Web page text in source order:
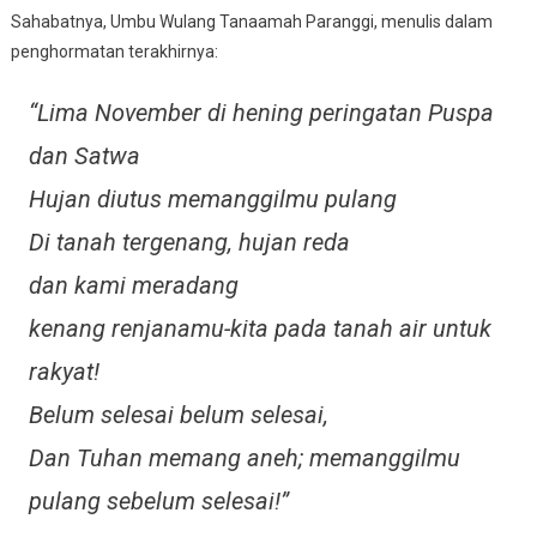
Sahabatnya, Umbu Wulang Tanaamah Paranggi, menulis dalam
penghormatan terakhirnya:
“Lima November di hening peringatan Puspa
dan Satwa
Hujan diutus memanggilmu pulang
Di tanah tergenang, hujan reda
dan kami meradang
kenang renjanamu-kita pada tanah air untuk
rakyat!
Belum selesai belum selesai,
Dan Tuhan memang aneh; memanggilmu
pulang sebelum selesai!”